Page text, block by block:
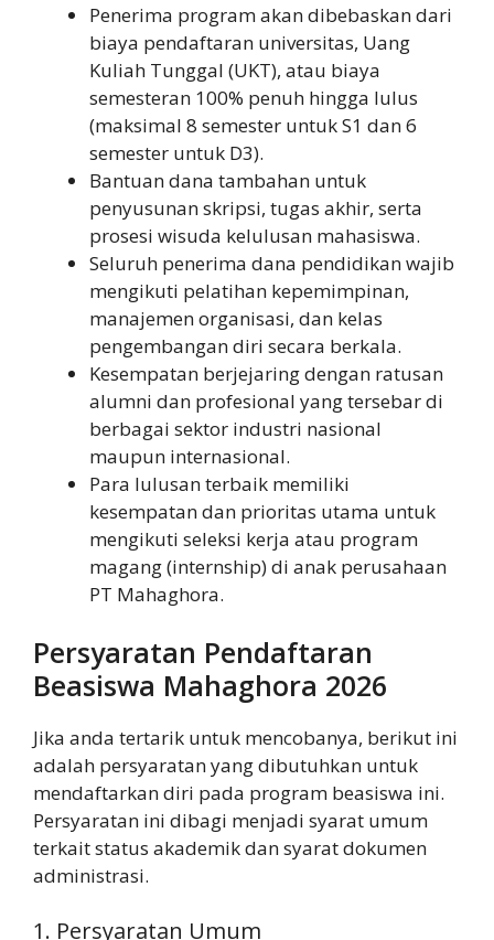
Penerima program akan dibebaskan dari
biaya pendaftaran universitas, Uang
Kuliah Tunggal (UKT), atau biaya
semesteran 100% penuh hingga lulus
(maksimal 8 semester untuk S1 dan 6
semester untuk D3).
Bantuan dana tambahan untuk
penyusunan skripsi, tugas akhir, serta
prosesi wisuda kelulusan mahasiswa.
Seluruh penerima dana pendidikan wajib
mengikuti pelatihan kepemimpinan,
manajemen organisasi, dan kelas
pengembangan diri secara berkala.
Kesempatan berjejaring dengan ratusan
alumni dan profesional yang tersebar di
berbagai sektor industri nasional
maupun internasional.
Para lulusan terbaik memiliki
kesempatan dan prioritas utama untuk
mengikuti seleksi kerja atau program
magang (internship) di anak perusahaan
PT Mahaghora.
Persyaratan Pendaftaran
Beasiswa Mahaghora 2026
Jika anda tertarik untuk mencobanya, berikut ini
adalah persyaratan yang dibutuhkan untuk
mendaftarkan diri pada program beasiswa ini.
Persyaratan ini dibagi menjadi syarat umum
terkait status akademik dan syarat dokumen
administrasi.
1. Persyaratan Umum